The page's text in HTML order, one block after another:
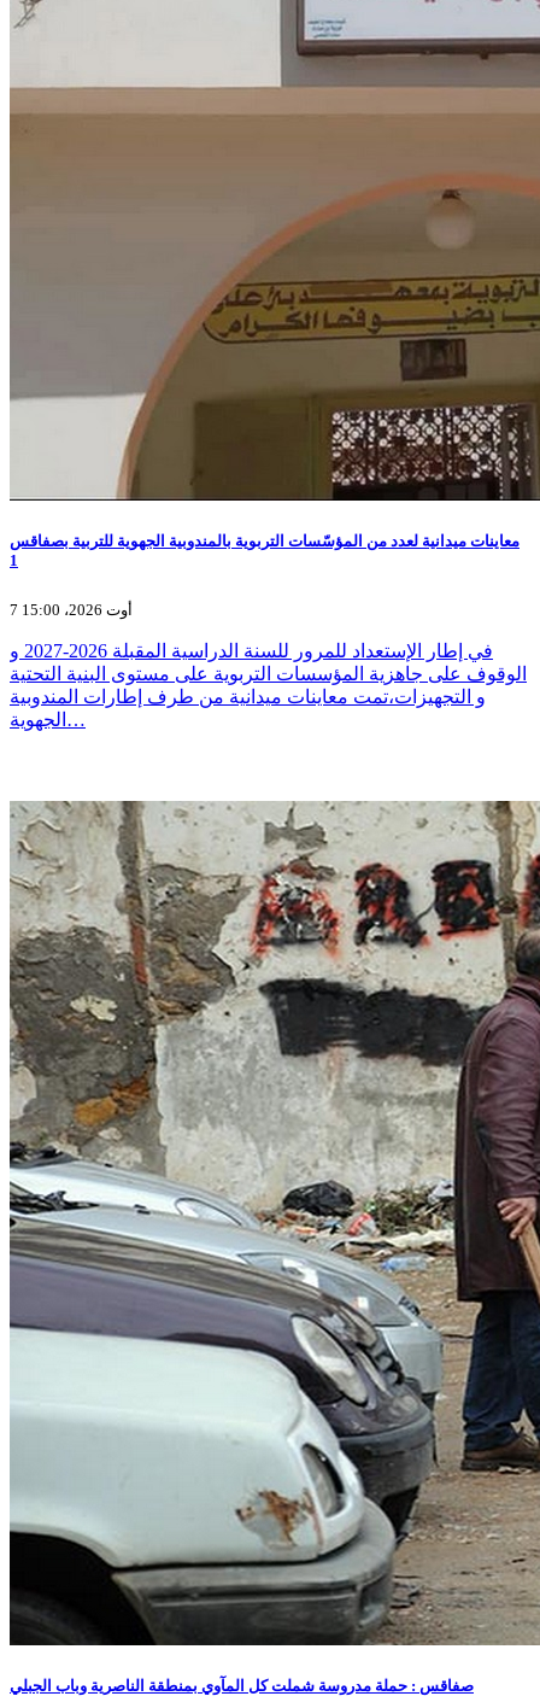
معاينات ميدانية لعدد من المؤسّسات التربوية بالمندوبية الجهوية للتربية بصفاقس
1
7 أوت 2026، 15:00
في إطار الإستعداد للمرور للسنة الدراسية المقبلة 2026-2027 و
الوقوف على جاهزية المؤسسات التربوية على مستوى البنية التحتية
و التجهيزات،تمت معاينات ميدانية من طرف إطارات المندوبية
الجهوية…
صفاقس : حملة مدروسة شملت كل المآوي بمنطقة الناصرية وباب الجبلي